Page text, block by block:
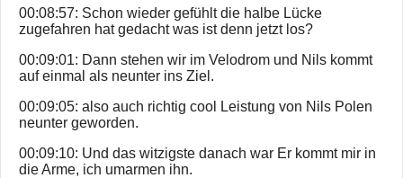
00:08:57: Schon wieder gefühlt die halbe Lücke
zugefahren hat gedacht was ist denn jetzt los?
00:09:01: Dann stehen wir im Velodrom und Nils kommt
auf einmal als neunter ins Ziel.
00:09:05: also auch richtig cool Leistung von Nils Polen
neunter geworden.
00:09:10: Und das witzigste danach war Er kommt mir in
die Arme, ich umarmen ihn.